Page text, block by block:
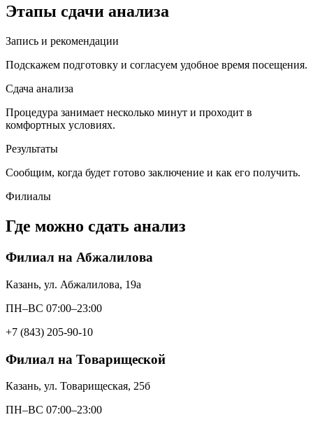
Этапы сдачи анализа
Запись и рекомендации
Подскажем подготовку и согласуем удобное время посещения.
Сдача анализа
Процедура занимает несколько минут и проходит в
комфортных условиях.
Результаты
Сообщим, когда будет готово заключение и как его получить.
Филиалы
Где можно сдать анализ
Филиал на Абжалилова
Казань, ул. Абжалилова, 19а
ПН–ВС 07:00–23:00
+7 (843) 205-90-10
Филиал на Товарищеской
Казань, ул. Товарищеская, 25б
ПН–ВС 07:00–23:00